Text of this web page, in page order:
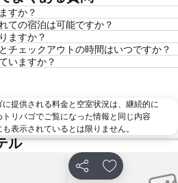
すか？
ての宿泊は可能ですか？
ますか？
チェックアウトの時間はいつですか？
いますか？
提供される料金と空室状況は、継続的に
リバゴでご覧になった情報と同じ内容
表示されているとは限りません。
ル
シェア お気に入りに